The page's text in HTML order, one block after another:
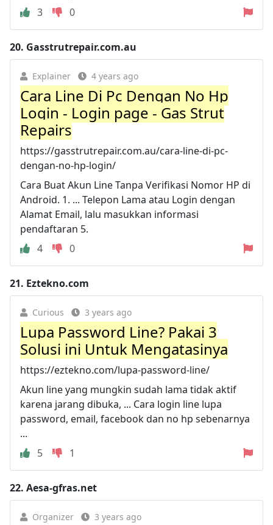
3
0
20. Gasstrutrepair.com.au
Explainer 4 years ago
Cara Line Di Pc Dengan No Hp
Login - Login page - Gas Strut
Repairs
https://gasstrutrepair.com.au/cara-line-di-pc-
dengan-no-hp-login/
Cara Buat Akun Line Tanpa Verifikasi Nomor HP di
Android. 1. ... Telepon Lama atau Login dengan
Alamat Email, lalu masukkan informasi
pendaftaran 5.
4
0
21. Eztekno.com
Curious 3 years ago
Lupa Password Line? Pakai 3
Solusi ini Untuk Mengatasinya
https://eztekno.com/lupa-password-line/
Akun line yang mungkin sudah lama tidak aktif
karena jarang dibuka, ... Cara login line lupa
password, email, facebook dan no hp sebenarnya
...
5
1
22. Aesa-gfras.net
Organizer 3 years ago